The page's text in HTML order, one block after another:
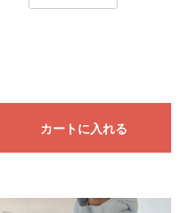
カートに入れる